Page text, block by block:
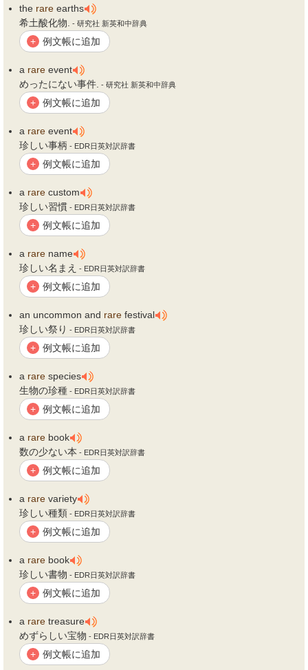
the rare earths
希土酸化物.
- 研究社 新英和中辞典
+ 例文帳に追加
a rare event
めったにない事件. - 研究社 新英和中辞典
+ 例文帳に追加
a rare event
珍しい事柄 - EDR日英対訳辞書
+ 例文帳に追加
a rare custom
珍しい習慣 - EDR日英対訳辞書
+ 例文帳に追加
a rare name
珍しい名まえ
- EDR日英対訳辞書
+ 例文帳に追加
an uncommon and rare festival
珍しい祭り - EDR日英対訳辞書
+ 例文帳に追加
a rare species
生物の珍種 - EDR日英対訳辞書
+ 例文帳に追加
a rare book
数の少ない本 - EDR日英対訳辞書
+ 例文帳に追加
a rare variety
珍しい種類 - EDR日英対訳辞書
+ 例文帳に追加
a rare book
珍しい書物 - EDR日英対訳辞書
+ 例文帳に追加
a rare treasure
めずらしい宝物 - EDR日英対訳辞書
+ 例文帳に追加